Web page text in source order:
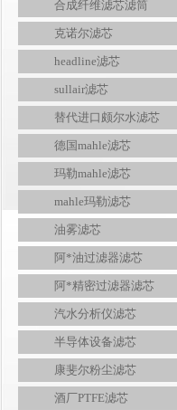
合成纤维滤芯滤筒
克诺尔滤芯
headline滤芯
sullair滤芯
替代进口颇尔水滤芯
德国mahle滤芯
玛勒mahle滤芯
mahle玛勒滤芯
油雾滤芯
阿*油过滤器滤芯
阿*精密过滤器滤芯
汽水分析仪滤芯
半导体设备滤芯
康斐尔粉尘滤芯
酒厂PTFE滤芯